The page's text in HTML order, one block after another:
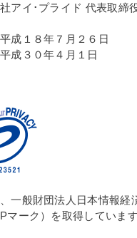
アイ･プライド 代表取締
成１８年７月２６日
成３０年４月１日
一般財団法人日本情報
マーク）を取得しています